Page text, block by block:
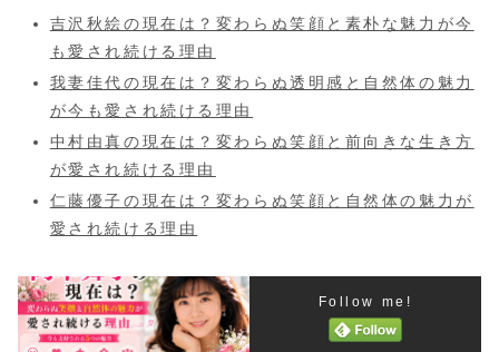
吉沢秋絵の現在は？変わらぬ笑顔と素朴な魅力が今
も愛され続ける理由
我妻佳代の現在は？変わらぬ透明感と自然体の魅力
が今も愛され続ける理由
中村由真の現在は？変わらぬ笑顔と前向きな生き方
が愛され続ける理由
仁藤優子の現在は？変わらぬ笑顔と自然体の魅力が
愛され続ける理由
Follow me!